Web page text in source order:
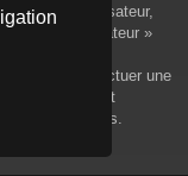
de l’utilisateur,
de l’utilisateur »
sur le menu
Pour effectuer une
avancée et
disponibles.